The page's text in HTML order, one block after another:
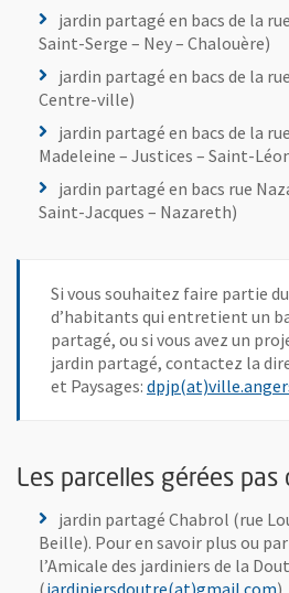
Jardin partagé "La Roseraie"
Jardin partagé Claude Chabrol
jardin partagé en bacs de la
Saint-Serge – Ney – Chalouère)
jardin partagé en bacs de la
Centre-ville)
jardin partagé en bacs de la
Madeleine – Justices – Saint-
jardin partagé en bacs rue
Saint-Jacques – Nazareth)
Si vous souhaitez faire partie
d’habitants qui entretient un
partagé, ou si vous avez un
jardin partagé, contactez la
et Paysages:
Les parcelles gérées pas
jardin partagé Chabrol (rue
Beille). Pour en savoir plus ou
l’Amicale des jardiniers de la
(jardiniersdoutre(at)gmail.com,
).